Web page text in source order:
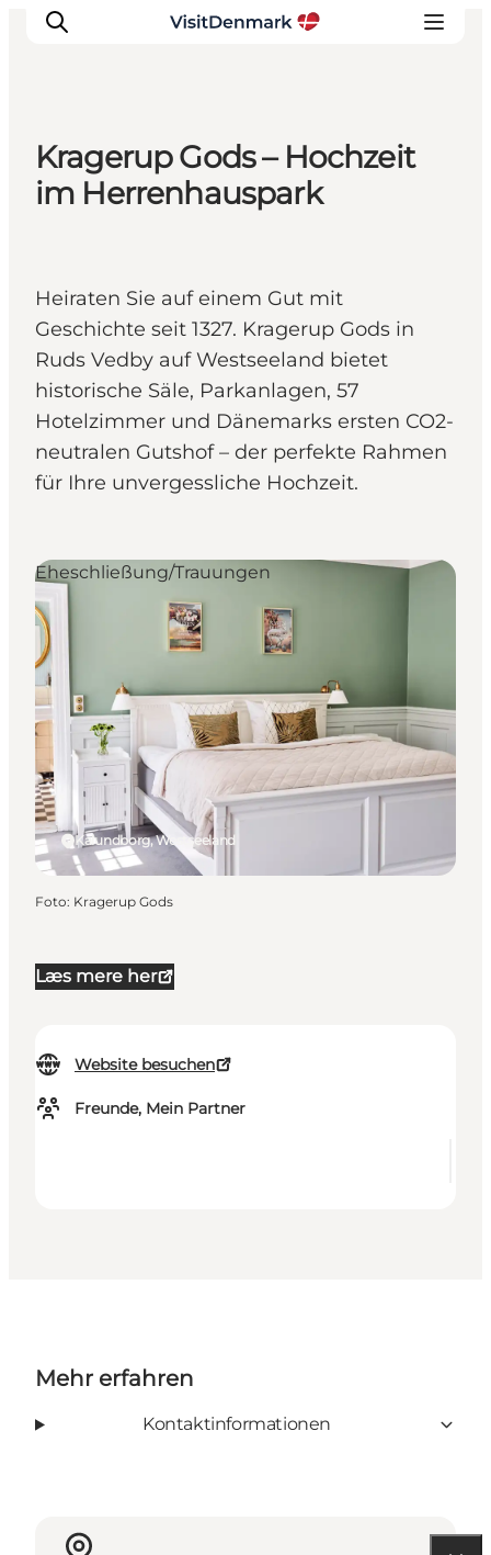
Inspiration
Reiseplanung
Kragerup Gods – Hochzeit
im Herrenhauspark
Heiraten Sie auf einem Gut mit
Geschichte seit 1327. Kragerup Gods in
Ruds Vedby auf Westseeland bietet
historische Säle, Parkanlagen, 57
Hotelzimmer und Dänemarks ersten CO2-
neutralen Gutshof – der perfekte Rahmen
für Ihre unvergessliche Hochzeit.
Læs mere her
Website besuchen
Freunde, Mein Partner
Kalundborg, Westseeland
Eheschließung/Trauungen
Foto: Kragerup Gods
Mehr erfahren
Kontaktinformationen